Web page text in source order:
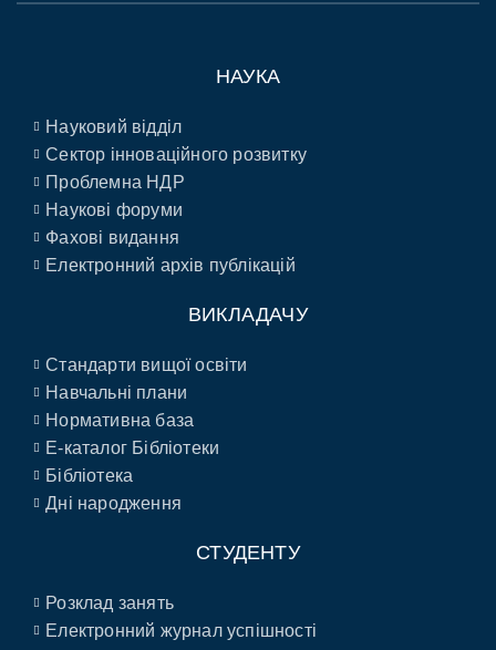
НАУКА
Науковий відділ
Сектор інноваційного розвитку
Проблемна НДР
Наукові форуми
Фахові видання
Електронний архів публікацій
ВИКЛАДАЧУ
Стандарти вищої освіти
Навчальні плани
Нормативна база
E-каталог Бібліотеки
Бібліотека
Дні народження
СТУДЕНТУ
Розклад занять
Електронний журнал успішності